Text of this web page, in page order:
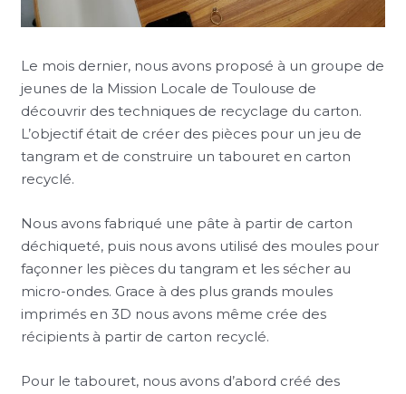
Le mois dernier, nous avons proposé à un groupe de
jeunes de la Mission Locale de Toulouse de
découvrir des techniques de recyclage du carton.
L’objectif était de créer des pièces pour un jeu de
tangram et de construire un tabouret en carton
recyclé.
Nous avons fabriqué une pâte à partir de carton
déchiqueté, puis nous avons utilisé des moules pour
façonner les pièces du tangram et les sécher au
micro-ondes. Grace à des plus grands moules
imprimés en 3D nous avons même crée des
récipients à partir de carton recyclé.
Pour le tabouret, nous avons d’abord créé des